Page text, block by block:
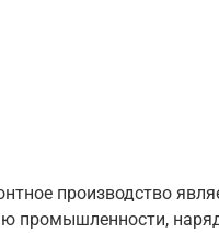
производство
промышленности,